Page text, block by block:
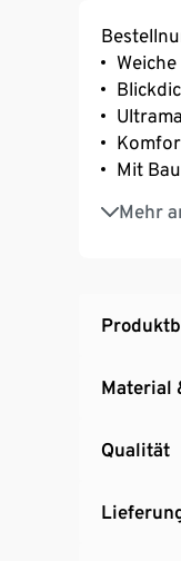
Mit
Mehr
Mit
Material
Qualität